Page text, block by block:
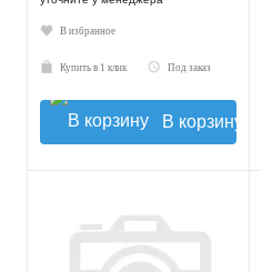
В избранное
Купить в 1 клик Под заказ
В корзину